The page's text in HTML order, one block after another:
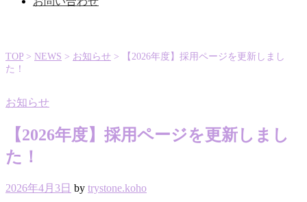
TOP > NEWS > お知らせ >
【2026年度】採用ページを更新しまし
た！
お知らせ
【2026年度】採用ページを更新しまし
た！
2026年4月3日 by trystone.koho